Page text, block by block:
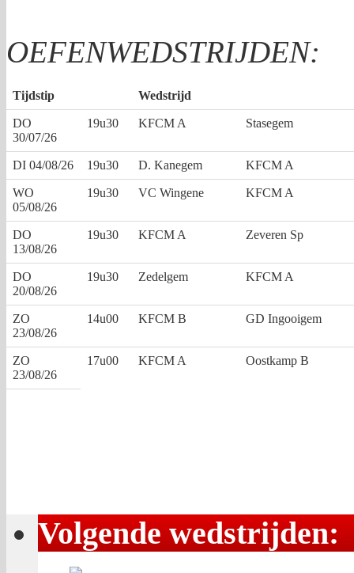
OEFENWEDSTRIJDEN:
Tijdstip Wedstrijd
DO
30/07/26
19u30 KFCM A Stasegem
DI 04/08/26 19u30 D. Kanegem KFCM A
WO
05/08/26
19u30 VC Wingene KFCM A
DO
13/08/26
19u30 KFCM A Zeveren Sp
DO
20/08/26
19u30 Zedelgem KFCM A
ZO
23/08/26
14u00 KFCM B GD Ingooigem
ZO
23/08/26
17u00 KFCM A Oostkamp B
Volgende wedstrijden: